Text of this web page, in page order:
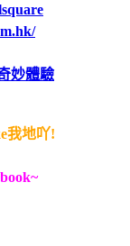
妙體驗
我地吖!